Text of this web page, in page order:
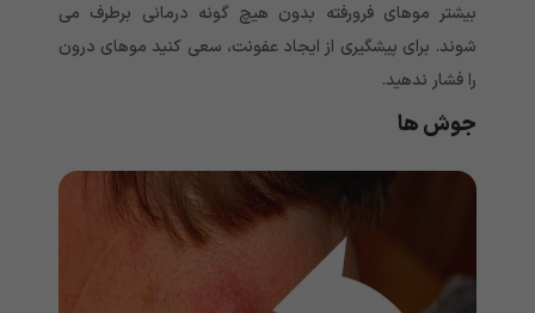
بیشتر موهای فرورفته بدون هیچ گونه درمانی برطرف می
شوند. برای پیشگیری از ایجاد عفونت، سعی کنید موهای درون
را فشار ندهید.
جوش ها